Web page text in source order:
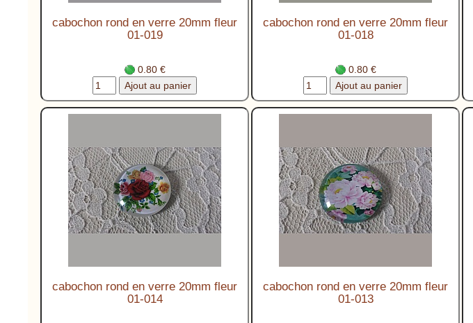
cabochon rond en verre 20mm fleur
01-019
0.80 €
cabochon rond en verre 20mm fleur
01-018
0.80 €
cabochon rond en verre 20mm fleur
01-014
cabochon rond en verre 20mm fleur
01-013